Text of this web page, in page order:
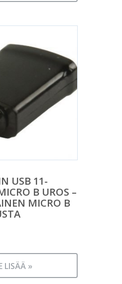
USB 11-
B UROS –
MICRO B
LISÄÄ »